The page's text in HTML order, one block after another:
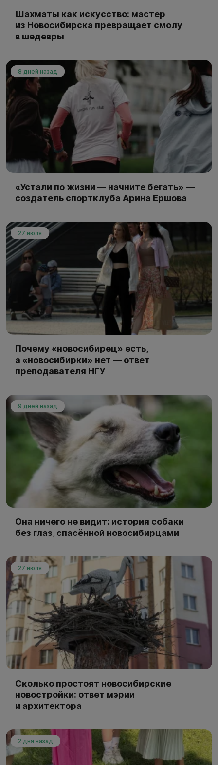
Шахматы как искусство: мастер
из Новосибирска превращает смолу
в шедевры
8 дней назад
«Устали по жизни — начните бегать» —
создатель спортклуба Арина Ершова
27 июля
Почему «новосибирец» есть,
а «новосибирки» нет — ответ
преподавателя НГУ
9 дней назад
Она ничего не видит: история собаки
без глаз, спасённой новосибирцами
27 июля
Сколько простоят новосибирские
новостройки: ответ мэрии
и архитектора
2 дня назад